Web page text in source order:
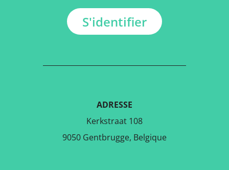
S'identifier
ADRESSE
Kerkstraat 108
9050 Gentbrugge, Belgique